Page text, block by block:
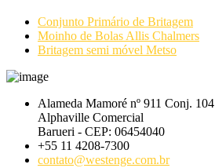
Conjunto Primário de Britagem
Moinho de Bolas Allis Chalmers
Britagem semi móvel Metso
Alameda Mamoré nº 911 Conj. 104
Alphaville Comercial
Barueri - CEP: 06454040
+55 11 4208-7300
contato@westenge.com.br